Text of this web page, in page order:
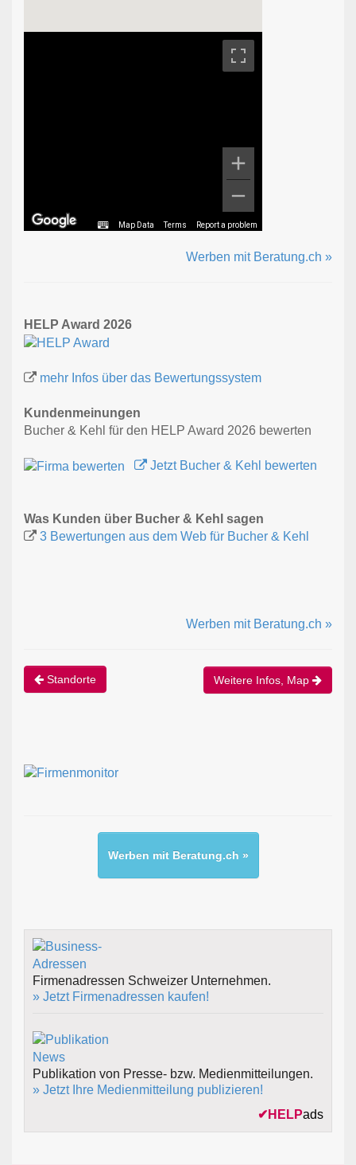
Map Data Terms Report a problem
Werben mit Beratung.ch »
HELP Award 2026
mehr Infos über das Bewertungssystem
Kundenmeinungen
Bucher & Kehl für den HELP Award 2026 bewerten
Jetzt Bucher & Kehl bewerten
Was Kunden über Bucher & Kehl sagen
3 Bewertungen aus dem Web für Bucher & Kehl
Werben mit Beratung.ch »
Standorte Weitere Infos, Map
Werben mit Beratung.ch »
Firmenadressen Schweizer Unternehmen.
» Jetzt Firmenadressen kaufen!
Publikation von Presse- bzw. Medienmitteilungen.
» Jetzt Ihre Medienmitteilung publizieren!
✔ HELPads